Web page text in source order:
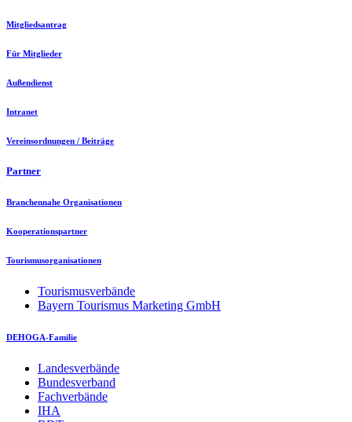
Mitgliedsantrag
Für Mitglieder
Außendienst
Intranet
Vereinsordnungen / Beiträge
Partner
Branchennahe Organisationen
Kooperationspartner
Tourismusorganisationen
Tourismusverbände
Bayern Tourismus Marketing GmbH
DEHOGA-Familie
Landesverbände
Bundesverband
Fachverbände
IHA